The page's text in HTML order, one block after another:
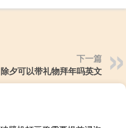
下一篇
除夕可以带礼物拜年吗英文